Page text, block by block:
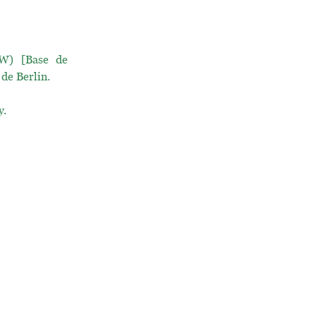
[Base de
Berlin.